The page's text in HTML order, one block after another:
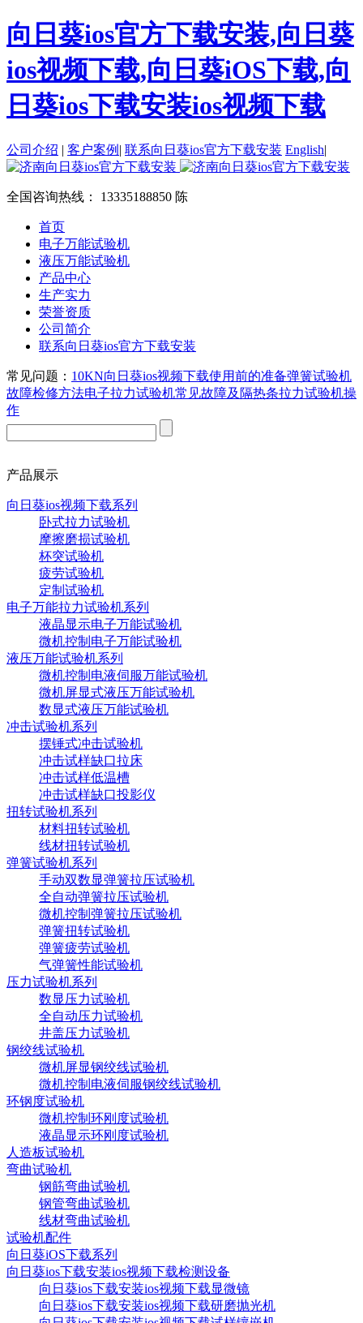
向日葵ios官方下载安装,向日葵
ios视频下载,向日葵iOS下载,向
日葵ios下载安装ios视频下载
公司介绍 | 客户案例 | 联系向日葵ios官方下载安装 English|
全国咨询热线： 13335188850 陈
首页
电子万能试验机
液压万能试验机
产品中心
生产实力
荣誉资质
公司简介
联系向日葵ios官方下载安装
常见问题： 10KN向日葵ios视频下载使用前的准备弹簧试验机
故障检修方法电子拉力试验机常见故障及 隔热条拉力试验机操
作
产品展示
向日葵ios视频下载系列
卧式拉力试验机
摩擦磨损试验机
杯突试验机
疲劳试验机
定制试验机
电子万能拉力试验机系列
液晶显示电子万能试验机
微机控制电子万能试验机
液压万能试验机系列
微机控制电液伺服万能试验机
微机屏显式液压万能试验机
数显式液压万能试验机
冲击试验机系列
摆锤式冲击试验机
冲击试样缺口拉床
冲击试样低温槽
冲击试样缺口投影仪
扭转试验机系列
材料扭转试验机
线材扭转试验机
弹簧试验机系列
手动双数显弹簧拉压试验机
全自动弹簧拉压试验机
微机控制弹簧拉压试验机
弹簧扭转试验机
弹簧疲劳试验机
气弹簧性能试验机
压力试验机系列
数显压力试验机
全自动压力试验机
井盖压力试验机
钢绞线试验机
微机屏显钢绞线试验机
微机控制电液伺服钢绞线试验机
环钢度试验机
微机控制环刚度试验机
液晶显示环刚度试验机
人造板试验机
弯曲试验机
钢筋弯曲试验机
钢管弯曲试验机
线材弯曲试验机
试验机配件
向日葵iOS下载系列
向日葵ios下载安装ios视频下载检测设备
向日葵ios下载安装ios视频下载显微镜
向日葵ios下载安装ios视频下载研磨抛光机